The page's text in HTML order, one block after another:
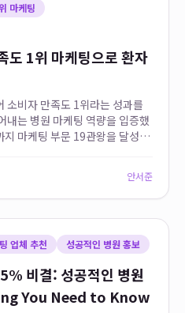
마케팅
도 1위 마케팅으로 환자
소비자 만족도 1위라는 성과를
내는 병원 마케팅 역량을 입증했
마케팅 부문 19관왕을 달성하
안서준
업체 추천 성공적인 병원 홍보
비결: 성공적인 병원
You Need to Know